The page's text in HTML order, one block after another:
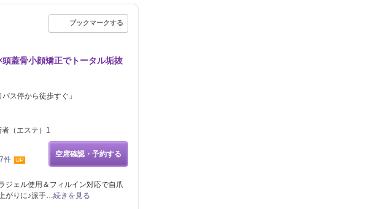
ブックマークする
蓋骨小顔矯正でトータル垢抜
ス停から徒歩すぐ」
（エステ）1
件 UP
空席確認・予約する
ジェル使用＆フィルイン対応で自爪
がりに♪派手…続きを見る